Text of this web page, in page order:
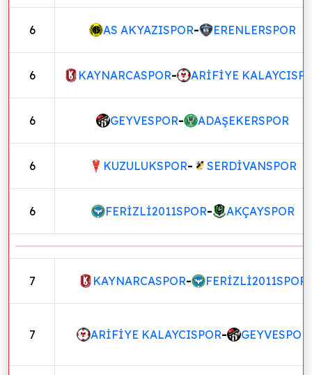
6 AS AKYAZISPOR- ERENLERSPOR
6 KAYNARCASPOR- ARİFİYE
6 GEYVESPOR- ADAŞEKERSPOR
6 KUZULUKSPOR- SERDİVANSPOR
6 FERİZLİ2011SPOR- AKÇAYSPOR
7 KAYNARCASPOR- FERİZLİ2011SPOR
7 ARİFİYE KALAYCISPOR- GEYVESPOR